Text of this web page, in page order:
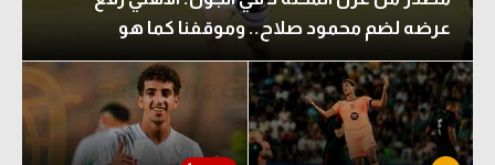
عرضه لضم محمود صلاح.. وموقفنا كما هو